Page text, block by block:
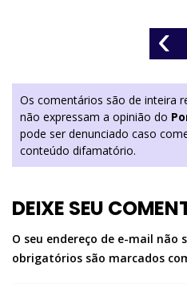
‹
Os comentários são de inteira
não expressam a opinião do
pode ser denunciado caso
conteúdo difamatório.
DEIXE SEU
O seu endereço de e-mail não
obrigatórios são marcados